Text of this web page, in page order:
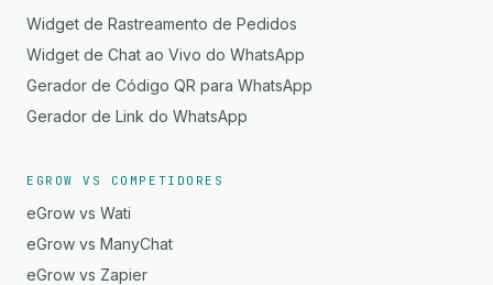
Widget de Rastreamento de Pedidos
Widget de Chat ao Vivo do WhatsApp
Gerador de Código QR para WhatsApp
Gerador de Link do WhatsApp
EGROW VS COMPETIDORES
eGrow vs Wati
eGrow vs ManyChat
eGrow vs Zapier